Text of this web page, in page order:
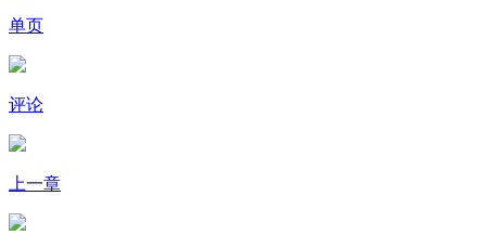
单页
评论
上一章